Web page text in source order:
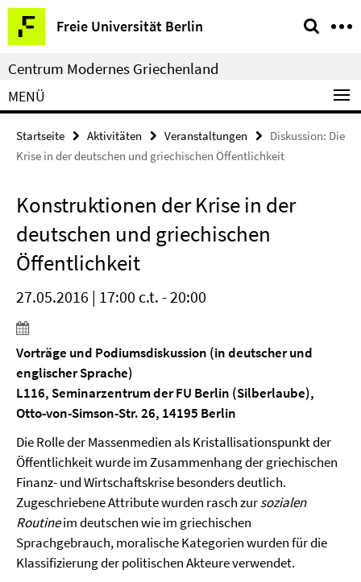
Springe
direkt
zu
Inhalt
Freie Universität Berlin
Service-
Navigation
Centrum Modernes Griechenland
MENÜ
Startseite Aktivitäten Veranstaltungen
Diskussion: Die
Krise in der deutschen und griechischen Öffentlichkeit
Konstruktionen der Krise in der
deutschen und griechischen
Öffentlichkeit
27.05.2016 | 17:00 c.t. - 20:00
Vorträge und Podiumsdiskussion (in deutscher und
englischer Sprache)
L116, Seminarzentrum der FU Berlin (Silberlaube),
Otto-von-Simson-Str. 26, 14195 Berlin
Die Rolle der Massenmedien als Kristallisationspunkt der
Öffentlichkeit wurde im Zusammenhang der griechischen
Finanz- und Wirtschaftskrise besonders deutlich.
Zugeschriebene Attribute wurden rasch zursozialen
Routineim deutschen wie im griechischen
Sprachgebrauch, moralische Kategorien wurden für die
Klassifizierung der politischen Akteure verwendet.